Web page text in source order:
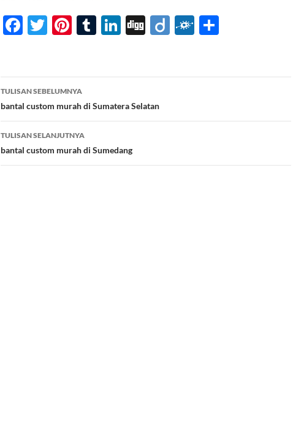
F
b
o
o
k
T
er
Pi
es
t
T
bl
r
Li
e
dI
n
Di Di F
d e
Navigasi
Tulisan
TULISAN SEBELUMNYA
bantal custom murah di Sumatera Selatan
TULISAN SELANJUTNYA
bantal custom murah di Sumedang